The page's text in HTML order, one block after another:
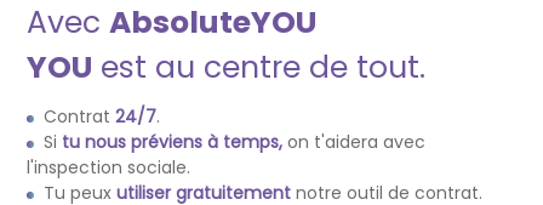
AvecAbsoluteYOU
YOU est au centre de tout.
Contrat24/7.
Si tu nous préviens à temps, on t'aidera avec
l'inspection sociale.
Tu peuxutiliser gratuitement notre outil de contrat.